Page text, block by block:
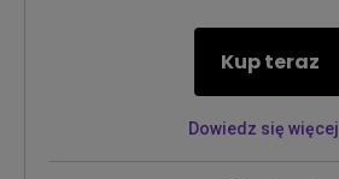
Kup teraz
Dowiedz się więcej